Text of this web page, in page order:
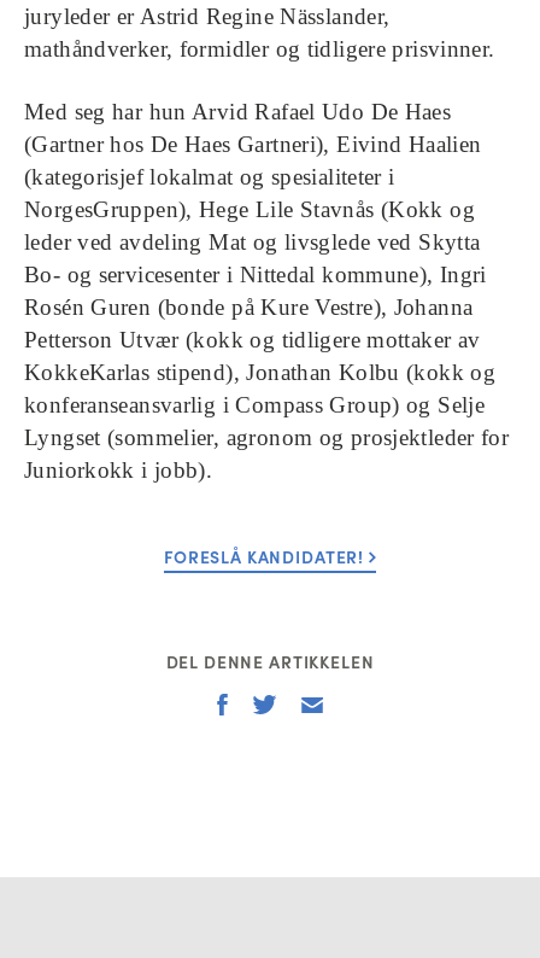
juryleder er Astrid Regine Nässlander,
mathåndverker, formidler og tidligere prisvinner.
Med seg har hun Arvid Rafael Udo De Haes
(Gartner hos De Haes Gartneri), Eivind Haalien
(kategorisjef lokalmat og spesialiteter i
NorgesGruppen), Hege Lile Stavnås (Kokk og
leder ved avdeling Mat og livsglede ved Skytta
Bo- og servicesenter i Nittedal kommune), Ingri
Rosén Guren (bonde på Kure Vestre), Johanna
Petterson Utvær (kokk og tidligere mottaker av
KokkeKarlas stipend), Jonathan Kolbu (kokk og
konferanseansvarlig i Compass Group) og Selje
Lyngset (sommelier, agronom og prosjektleder for
Juniorkokk i jobb).
FORESLÅ KANDIDATER!
DEL DENNE ARTIKKELEN